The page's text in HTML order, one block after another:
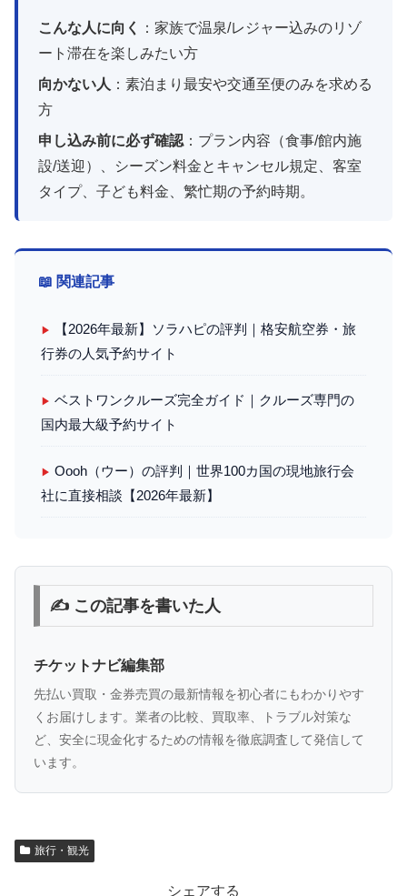
こんな人に向く
：家族で温泉/レジャー込みのリゾ
ート滞在を楽しみたい方
向かない人 ：素泊まり最安や交通至便のみを求める
方
申し込み前に必ず確認 ：プラン内容（食事/館内施
設/送迎）、シーズン料金とキャンセル規定、客室
タイプ、子ども料金、繁忙期の予約時期。
📖 関連記事
▶
【2026年最新】ソラハピの評判｜格安航空券・旅
行券の人気予約サイト
▶ ベストワンクルーズ完全ガイド｜クルーズ専門の
国内最大級予約サイト
▶ Oooh（ウー）の評判｜世界100カ国の現地旅行会
社に直接相談【2026年最新】
✍️ この記事を書いた人
チケットナビ編集部
先払い買取・金券売買の最新情報を初心者にもわかりやす
くお届けします。業者の比較、買取率、トラブル対策な
ど、安全に現金化するための情報を徹底調査して発信して
います。
旅行・観光
シェアする